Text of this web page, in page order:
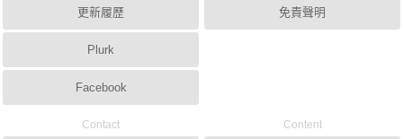
更新履歷
Plurk
Facebook
免責聲明
Contact Content